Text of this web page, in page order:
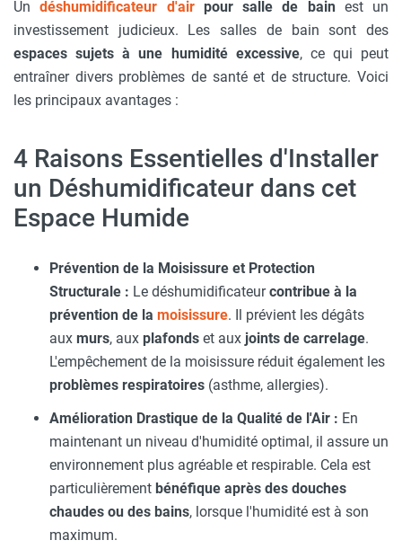
Undéshumidificateur d'airpour salle de bainest un
investissement judicieux. Les salles de bain sont des
espaces sujets à une humidité excessive, ce qui peut
entraîner divers problèmes de santé et de structure. Voici
les principaux avantages :
4 Raisons Essentielles d'Installer
un Déshumidificateur dans cet
Espace Humide
Prévention de la Moisissure et Protection
Structurale : Le déshumidificateurcontribue à la
prévention de la moisissure. Il prévient les dégâts
aux murs, aux plafonds et aux joints de carrelage.
L'empêchement de la moisissure réduit également les
problèmes respiratoires (asthme, allergies).
Amélioration Drastique de la Qualité de l'Air : En
maintenant un niveau d'humidité optimal, il assure un
environnement plus agréable et respirable. Cela est
particulièrement bénéfique après des douches
chaudes ou des bains, lorsque l'humidité est à son
maximum.